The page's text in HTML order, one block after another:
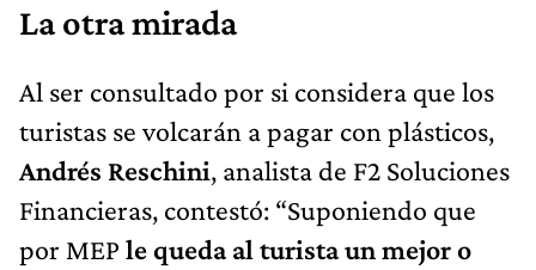
La otra mirada
Al ser consultado por si considera que los
turistas se volcarán a pagar con plásticos,
Andrés Reschini, analista de F2 Soluciones
Financieras, contestó: “Suponiendo que
por MEP le queda al turista un mejor o